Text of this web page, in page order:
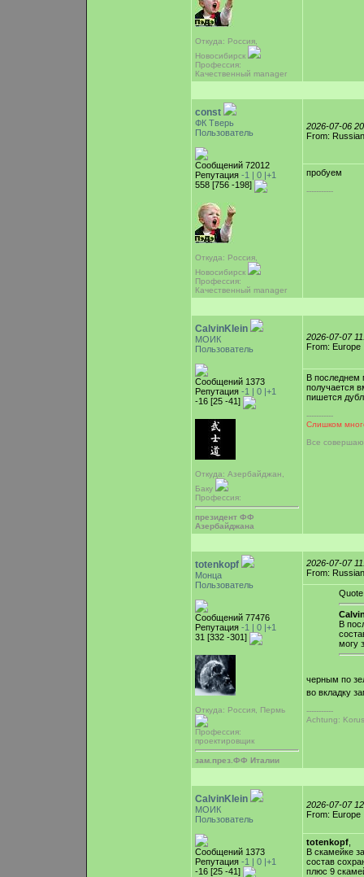
Откуда: Россия,
Новосибирск
Профессия:
Качественный manager
const
ФК Тверь
Пользователь
Сообщений 72012
Репутация -1 | 0 |+1
558 [756 -198]
Откуда: Россия,
Новосибирск
Профессия:
Качественный manager
2026-07-06
From:
пробуем
-----------
CalvinKlein
МОИК
Пользователь
Сообщений 1373
Репутация -1 | 0 |+1
-16 [25 -41]
Откуда: Азербайджан,
Баку
Профессия:
президент ФФ
Азербайджана
2026-07-07
From: Europe
В последнем
получается
пишется
-----------
Слишком
Все
totenkopf
Монца
Пользователь
Сообщений 77476
Репутация -1 | 0 |+1
31 [332 -301]
Откуда: Россия, Пермь
Профессия:
проектировщик
зам.през.ФФ Италии
2026-07-07
From:
Quote
В
могу
черным по
во вкладку
-----------
Achtung:
CalvinKlein
МОИК
Пользователь
Сообщений 1373
Репутация -1 | 0 |+1
-16 [25 -41]
2026-07-07
From: Europe
totenkopf
В скамейке
состав
плюс 9